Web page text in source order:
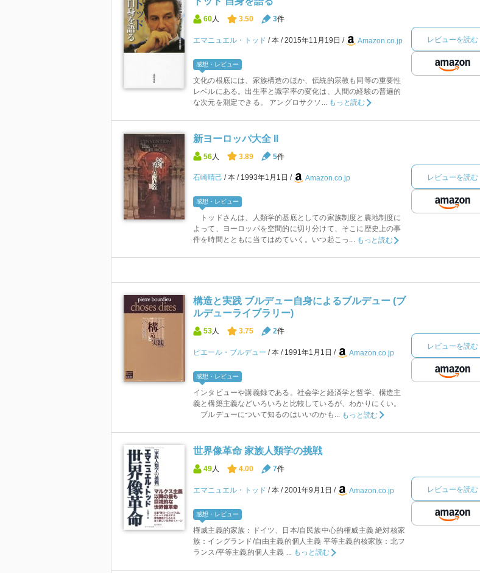
60 人 3.50 3件
エマニュエル・トッド 本 2015年11月19日 Amazon.co.jp
感想・レビュー
文化の根底には、家族構造のほか、伝統的宗教も同等の重要性
レベルにある。出生率と識字率の変化は、人間の経験の普遍的
な次元を測定できる。 アングロサクソ...
もっと読む
レビューを読む
新ヨーロッパ大全 II
56 人 3.89 5件
石崎晴己 本 1993年1月1日 Amazon.co.jp
感想・レビュー
トッドさんは、人類学的基底としての家族制度と農地制度に
よって、ヨーロッパを空間的に切り分けて、そこに歴史上の事
件を時間とともに当てはめていく。いつ起こっ... もっと読む
レビューを読む
構造と実践 ブルデュー自身によるブルデュー (ブ
ルデューライブラリー)
53人 3.75 2件
ピエール・ブルデュー 本 1991年1月1日 Amazon.co.jp
感想・レビュー
インタビューや講義録である。社会学と経済学と哲学、構造主
義と構築主義などいろいろと比較しているが、わかりにくい。
ブルデューについて知るのはいいのかも... もっと読む
レビューを読む
世界像革命 家族人類学の挑戦
49 人 4.00 7件
エマニュエル・トッド 本 2001年9月1日 Amazon.co.jp
感想・レビュー
権威主義的家族：ドイツ、日本/自民族中心的権威主義 絶対核家
族：イングランド/自由主義的個人主義 平等主義的核家族：北フ
ランス/平等主義的個人主義 ...
もっと読む
レビューを読む